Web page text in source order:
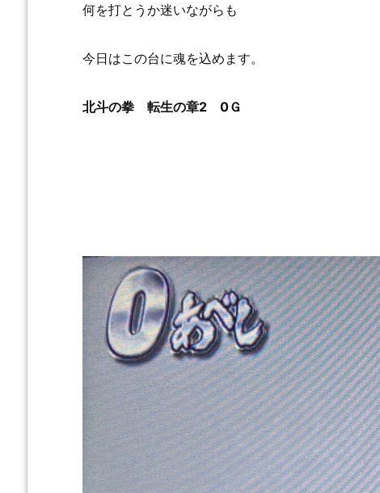
何を打とうか迷いながらも
今日はこの台に魂を込めます。
北斗の拳 転生の章2 0Ｇ